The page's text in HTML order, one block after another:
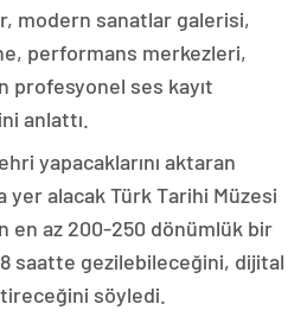
modern sanatlar galerisi,
performans merkezleri,
profesyonel ses kayıt
anlattı.
yapacaklarını aktaran
yer alacak Türk Tarihi Müzesi
en az 200-250 dönümlük bir
8 saatte gezilebileceğini, dijital
söyledi.